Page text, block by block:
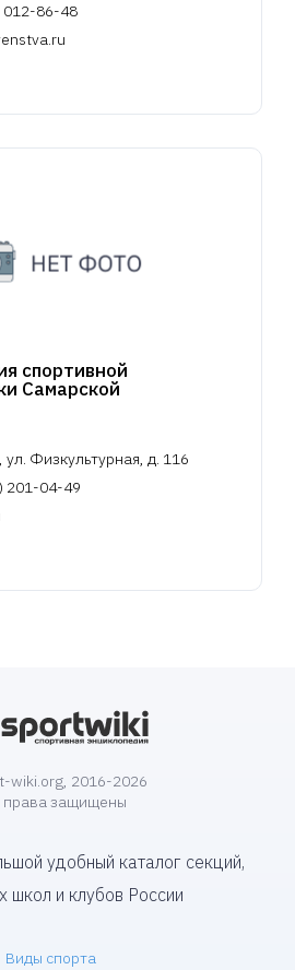
012-86-48
спортивной
Самарской
Физкультурная, д. 116
201-04-49
wiki.org, 2016-2026
права защищены
удобный каталог секций,
школ и клубов России
Виды спорта